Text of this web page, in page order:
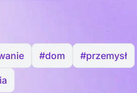
#dom #przemysł